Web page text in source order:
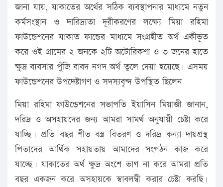
জানা যায়, যাকাতের অর্থের সঠিক ব্যবস্থাপনার মাধ্যমে নতুন
কর্মসংস্থান ও দারিদ্র্যতা দূরীকরণের লক্ষ্যে মিয়া রহিমা
ফাউন্ডেশনের যাকাত ফান্ডের মাধ্যমে সংগ্রহীত অর্থ একীভূত
করে ওই গ্রামের ২ জনকে ২টি অটোরিকশা ও ৩ জনের হাতে
ক্ষুদ্র ব্যবসার পুঁজি বাবদ নগদ অর্থ তুলে দেয়া হয়েছে। এসময়
ফাউন্ডেশনের উপদেষ্টাগণ ও সদস্যবৃন্দ উপস্থিত ছিলেন
মিয়া রহিমা ফাউন্ডেশনের সভাপতি ইয়াসিন মিয়াজী জানান,
দরিদ্র ও অসহায়দের জন্য আমরা সামর্থ অনুযায়ী চেষ্টা করে
যাচ্ছি। প্রতি বছর শীত বস্ত্র বিতরণ ও দরিদ্র কন্যা দায়গ্রস্থ
পিতাদের আর্থিক সহায়তায় আমাদের সংগঠন কাজ করে
যাচ্ছে। যাকাতের অর্থ ক্ষুদ্র অংশে ভাগ না করে আমরা প্রতি
বছর একজন করে অসহায়কে স্বাবলম্বী করার চেষ্টা করছি।